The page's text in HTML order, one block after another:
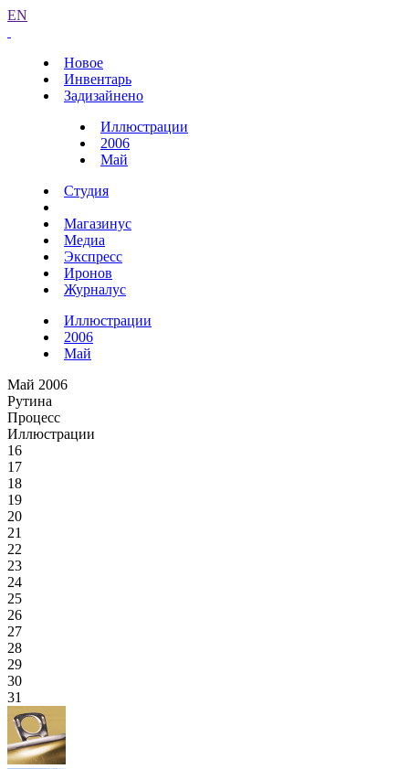
EN
Новое
Инвентарь
Задизайнено
Иллюстрации
2006
Май
Студия
Магазинус
Медиа
Экспресс
Иронов
Журналус
Иллюстрации
2006
Май
Май 2006
Рутина
Процесс
Иллюстрации
16
17
18
19
20
21
22
23
24
25
26
27
28
29
30
31